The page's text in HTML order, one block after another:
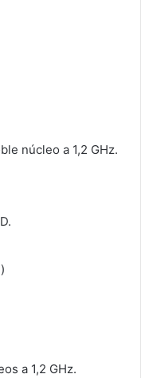
núcleo a 1,2 GHz.
)
a 1,2 GHz.